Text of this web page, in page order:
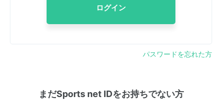
ログイン
パスワードを忘れた方
まだSports net IDをお持ちでない方